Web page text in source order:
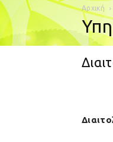
Αρχική